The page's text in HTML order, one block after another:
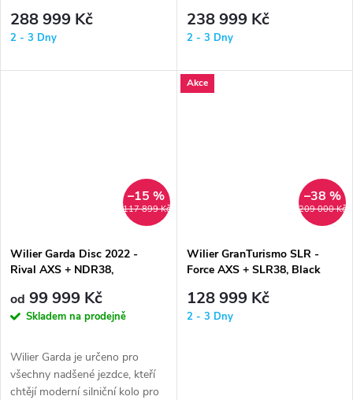
288 999 Kč
2 - 3 Dny
238 999 Kč
2 - 3 Dny
117 899 Kč
–15 %
Wilier Garda Disc 2022 -
Rival AXS + NDR38,
od 99 999 Kč
Skladem na prodejně
Wilier Garda je určeno pro
všechny nadšené jezdce, kteří
chtějí moderní silniční kolo pro
Akce
209 000 Kč
–38 %
Wilier GranTurismo SLR -
Force AXS + SLR38, Black
128 999 Kč
2 - 3 Dny